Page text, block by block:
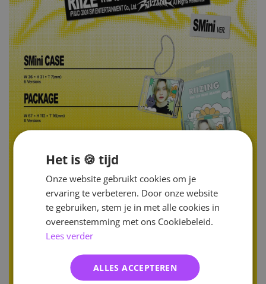
Het is 🍪 tijd
Onze website gebruikt cookies om je
ervaring te verbeteren. Door onze website
te gebruiken, stem je in met alle cookies in
overeenstemming met ons Cookiebeleid.
Lees verder
ALLES ACCEPTEREN